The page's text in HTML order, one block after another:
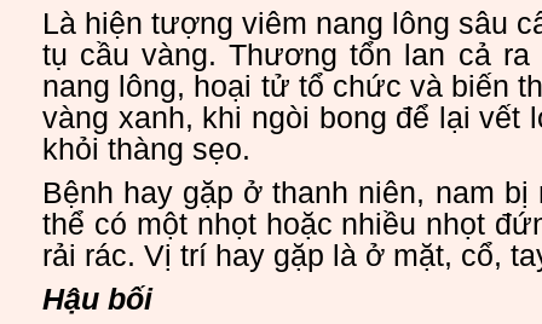
Là hiện tượng viêm nang lông sâu
tụ cầu vàng. Thương tổn lan cả ra
nang lông, hoại tử tổ chức và biến
vàng xanh, khi ngòi bong để lại vết
khỏi thàng sẹo.
Bệnh hay gặp ở thanh niên, nam
thể có một nhọt hoặc nhiều nhọt
rải rác. Vị trí hay gặp là ở mặt, cổ,
Hậu bối